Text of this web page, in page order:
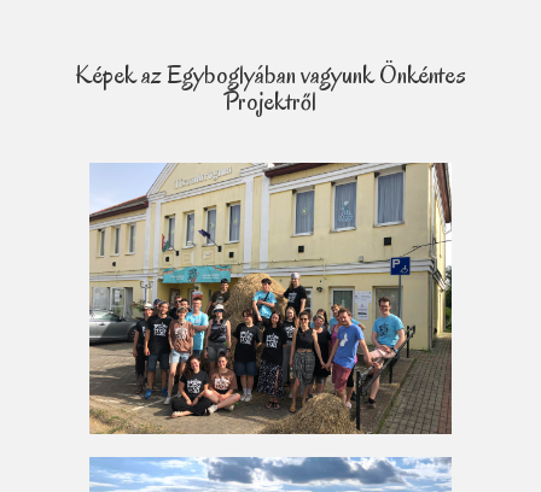
Képek az Egyboglyában vagyunk Önkéntes
Projektről